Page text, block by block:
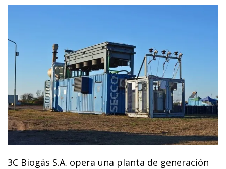
3C Biogás S.A. opera una planta de generación